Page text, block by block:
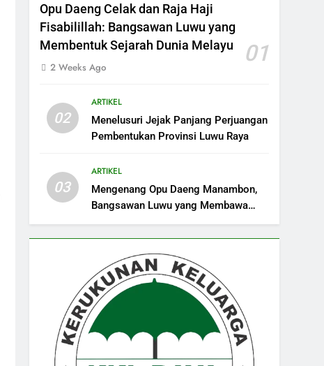
Opu Daeng Celak dan Raja Haji
Fisabilillah: Bangsawan Luwu yang
Membentuk Sejarah Dunia Melayu
01
2 Weeks Ago
02
ARTIKEL
Menelusuri Jejak Panjang Perjuangan
Pembentukan Provinsi Luwu Raya
03
ARTIKEL
Mengenang Opu Daeng Manambon,
Bangsawan Luwu yang Membawa
Islam ke Mempawah